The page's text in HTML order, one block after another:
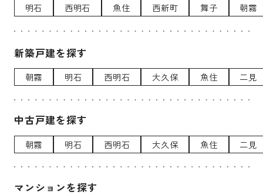
明石 西明石 魚住 西新町 舞子 朝霧
新築戸建を探す
朝霧 明石 西明石 大久保 魚住 二見
中古戸建を探す
朝霧 明石 西明石 大久保 魚住 二見
マンションを探す